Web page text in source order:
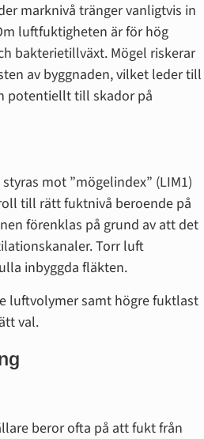
marknivå tränger vanligtvis in
luftfuktigheten är för hög
bakterietillväxt. Mögel riskerar
av byggnaden, vilket leder till
potentiellt till skador på
mot ”mögelindex” (LIM1)
till rätt fuktnivå beroende på
förenklas på grund av att det
Torr luft
inbyggda fläkten.
luftvolymer samt högre fuktlast
val.
beror ofta på att fukt från